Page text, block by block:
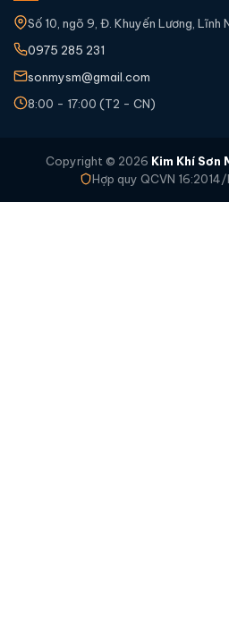
Số 10, ngõ 9, Đ. Khuyến Lương, Lĩnh
0975 285 231
sonmysm@gmail.com
8:00 - 17:00 (T2 - CN)
Copyright © 2026 Kim Khí Sơn
Hợp quy QCVN